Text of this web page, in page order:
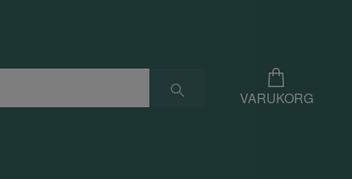
VARUKORG